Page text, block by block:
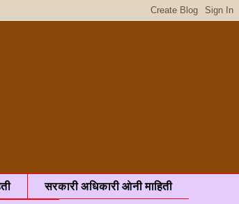
सरकारी अधिकारी ओनी माहिती